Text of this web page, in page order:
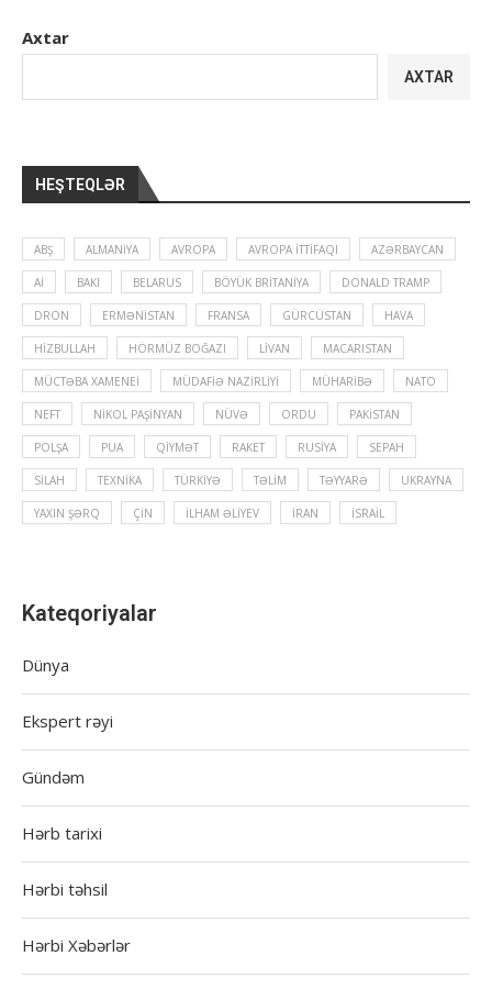
Axtar
AXTAR
HEŞTEQLƏR
ABŞ ALMANIYA AVROPA AVROPA İTTIFAQI AZƏRBAYCAN
Aİ BAKI BELARUS BÖYÜK BRITANIYA DONALD TRAMP
DRON ERMƏNISTAN FRANSA GÜRCÜSTAN HAVA
HIZBULLAH HÖRMÜZ BOĞAZI LIVAN MACARISTAN
MÜCTƏBA XAMENEI MÜDAFIƏ NAZIRLIYI MÜHARIBƏ NATO
NEFT NIKOL PAŞINYAN NÜVƏ ORDU PAKISTAN
POLŞA PUA QIYMƏT RAKET RUSIYA SEPAH
SILAH TEXNIKA TÜRKIYƏ TƏLIM TƏYYARƏ UKRAYNA
YAXIN ŞƏRQ ÇIN İLHAM ƏLIYEV İRAN İSRAIL
Kateqoriyalar
Dünya
Ekspert rəyi
Gündəm
Hərb tarixi
Hərbi təhsil
Hərbi Xəbərlər